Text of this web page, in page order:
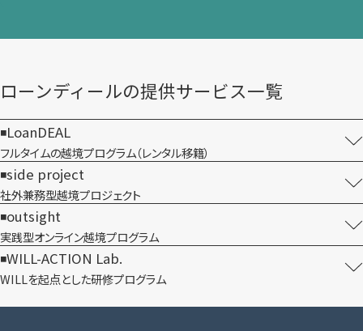
ローンディールの​提供サービス一覧
LoanDEAL
フルタイムの越境プログラム​（レンタル移籍）
side project
社外兼務型​越境プロジェクト
outsight
実践型オンライン​越境プログラム
WILL-ACTION Lab.
WILLを​起点とした​研修プログラム